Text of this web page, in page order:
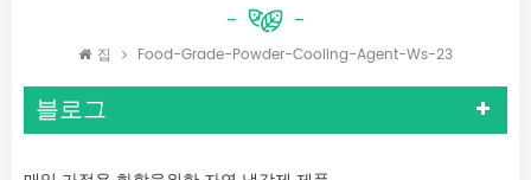
집 Food-Grade-Powder-Cooling-Agent-Ws-23
블로그